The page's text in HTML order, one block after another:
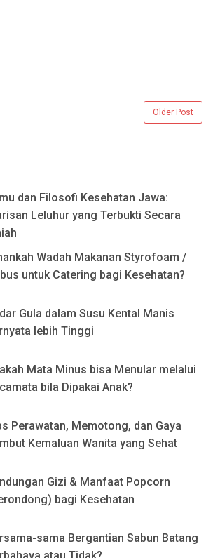
Older Post
dan Filosofi Kesehatan Jawa:
Leluhur yang Terbukti Secara
Wadah Makanan Styrofoam /
untuk Catering bagi Kesehatan?
Gula dalam Susu Kental Manis
lebih Tinggi
Mata Minus bisa Menular melalui
bila Dipakai Anak?
Perawatan, Memotong, dan Gaya
Kemaluan Wanita yang Sehat
Gizi & Manfaat Popcorn
bagi Kesehatan
sama Bergantian Sabun Batang
atau Tidak?